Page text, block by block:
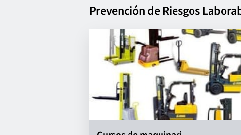
Prevención de Riesgos